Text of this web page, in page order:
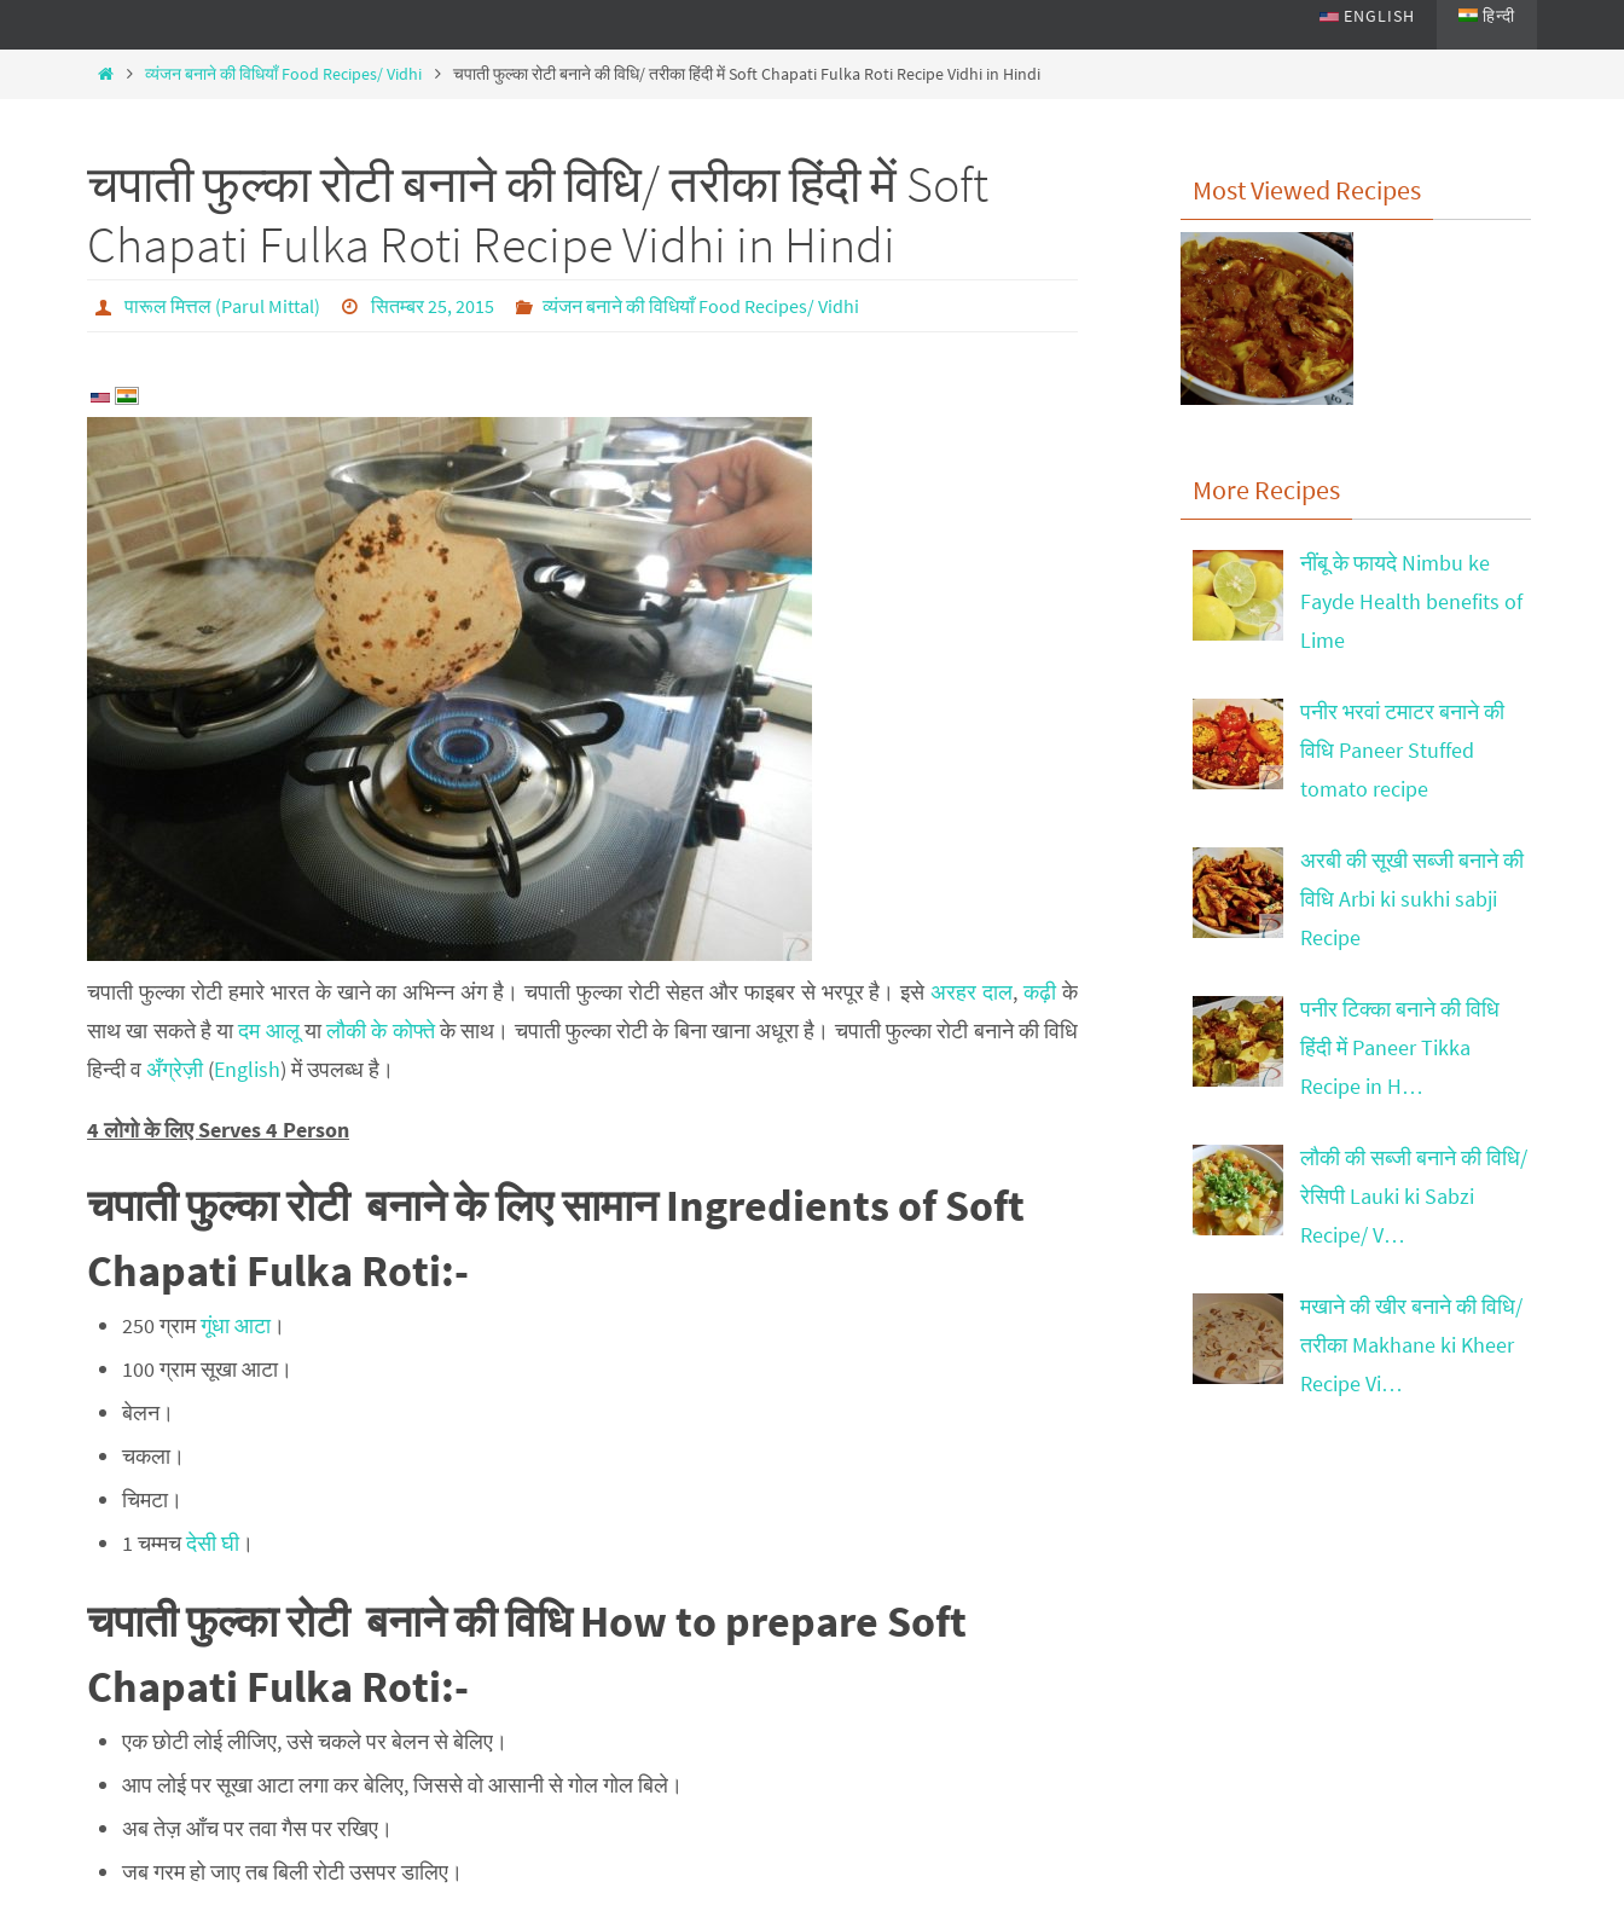
ENGLISH हिन्दी
व्यंजन बनाने की विधियाँ Food Recipes/ Vidhi चपाती फुल्का रोटी बनाने की विधि/ तरीका हिंदी में Soft Chapati Fulka Roti Recipe Vidhi in Hindi
चपाती फुल्का रोटी बनाने की विधि/ तरीका हिंदी में Soft
Chapati Fulka Roti Recipe Vidhi in Hindi
पारूल मित्तल (Parul Mittal) सितम्बर 25, 2015 व्यंजन बनाने की विधियाँ Food Recipes/ Vidhi
चपाती फुल्का रोटी हमारे भारत के खाने का अभिन्न अंग है। चपाती फुल्का रोटी सेहत और फाइबर से भरपूर है। इसेअरहर दाल,कढ़ीके
साथ खा सकते है यादम आलूयालौकी के कोफ्तेके साथ। चपाती फुल्का रोटी के बिना खाना अधूरा है। चपाती फुल्का रोटी बनाने की विधि
हिन्दी वअँग्रेज़ी(English) में उपलब्ध है।
4 लोगो के लिए Serves 4 Person
चपाती फुल्का रोटी बनाने के लिए सामान Ingredients of Soft
Chapati Fulka Roti:-
250 ग्रामगूंधा आटा।
100 ग्राम सूखा आटा।
बेलन।
चकला।
चिमटा।
1 चम्मचदेसी घी।
चपाती फुल्का रोटी बनाने की विधि How to prepare Soft
Chapati Fulka Roti:-
एक छोटी लोई लीजिए, उसे चकले पर बेलन से बेलिए।
आप लोई पर सूखा आटा लगा कर बेलिए, जिससे वो आसानी से गोल गोल बिले।
अब तेज़ आँच पर तवा गैस पर रखिए।
जब गरम हो जाए तब बिली रोटी उसपर डालिए।
Most Viewed Recipes
More Recipes
नींबू के फायदे Nimbu ke
Fayde Health benefits of
Lime
पनीर भरवां टमाटर बनाने की
विधि Paneer Stuffed
tomato recipe
अरबी की सूखी सब्जी बनाने की
विधि Arbi ki sukhi sabji
Recipe
पनीर टिक्का बनाने की विधि
हिंदी में Paneer Tikka
Recipe in H…
लौकी की सब्जी बनाने की विधि/
रेसिपी Lauki ki Sabzi
Recipe/ V…
मखाने की खीर बनाने की विधि/
तरीका Makhane ki Kheer
Recipe Vi…